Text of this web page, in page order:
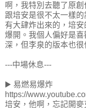
啊，我特別去聽了原
跟培安是很不太一樣
有大肆炸出來的，培
爆開。我個人偏好是
深，但李泉的版本也很
---中場休息---
▶️ 易燃易爆炸
https://
培安，他啊，忘記開麥